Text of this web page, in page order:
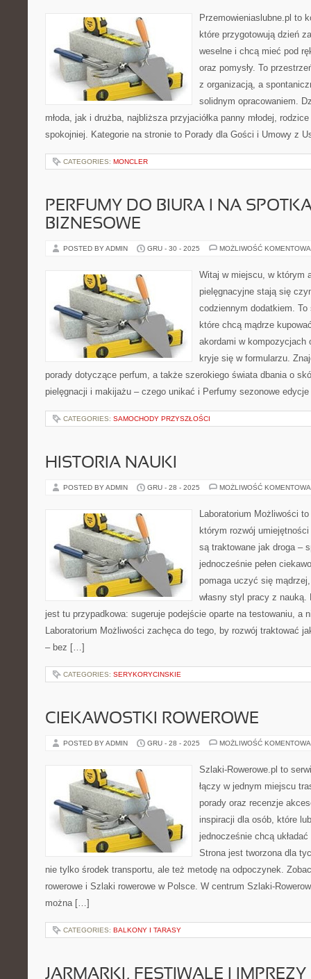
Przemowieniaslubne.pl to
które przygotowują dzień
weselne i chcą mieć pod
oraz pomysły. To
z organizacją, a
solidnym opracowaniem.
młoda, jak i drużba, najbliższa przyjaciółka panny młodej,
spokojniej. Kategorie na stronie to Porady dla Gości i Umowy z
CATEGORIES: MONCLER
PERFUMY DO BIURA I NA
BIZNESOWE
POSTED BY ADMIN GRU - 30 - 2025 MOŻLIWOŚĆ
Witaj w miejscu, w którym
pielęgnacyjne stają się
codziennym dodatkiem.
które chcą mądrze
akordami w kompozycjach
kryje się w formularzu.
porady dotyczące perfum, a także szerokiego świata dbania o
pielęgnacji i makijażu – czego unikać i Perfumy sezonowe
CATEGORIES: SAMOCHODY PRZYSZŁOŚCI
HISTORIA NAUKI
POSTED BY ADMIN GRU - 28 - 2025 MOŻLIWOŚĆ
Laboratorium Możliwości
którym rozwój
są traktowane jak droga –
jednocześnie pełen
pomaga uczyć się
własny styl pracy z nauką.
jest tu przypadkowa: sugeruje podejście oparte na testowaniu, a
Laboratorium Możliwości zachęca do tego, by rozwój traktować
– bez […]
CATEGORIES: SERYKORYCINSKIE
CIEKAWOSTKI ROWEROWE
POSTED BY ADMIN GRU - 28 - 2025 MOŻLIWOŚĆ
Szlaki-Rowerowe.pl to
łączy w jednym miejscu
porady oraz recenzje
inspiracji dla osób, które
jednocześnie chcą
Strona jest tworzona dla
nie tylko środek transportu, ale też metodę na odpoczynek.
rowerowe i Szlaki rowerowe w Polsce. W centrum Szlaki-
można […]
CATEGORIES: BALKONY I TARASY
JARMARKI, FESTIWALE I IMPREZY